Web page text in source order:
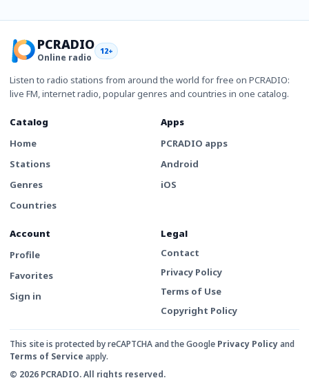
PCRADIO
Online radio
12+
Listen to radio stations from around the world for free on PCRADIO:
live FM, internet radio, popular genres and countries in one catalog.
Catalog
Home
Stations
Genres
Countries
Apps
PCRADIO apps
Android
iOS
Account
Profile
Favorites
Sign in
Legal
Contact
Privacy Policy
Terms of Use
Copyright Policy
This site is protected by reCAPTCHA and the Google Privacy Policyand
Terms of Service apply.
© 2026 PCRADIO. All rights reserved.